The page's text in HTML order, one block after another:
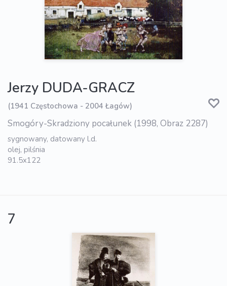
Jerzy DUDA-GRACZ
(1941 Częstochowa - 2004 Łagów)
Smogóry-Skradziony pocałunek (1998, Obraz 2287)
sygnowany, datowany l.d.
olej, pilśnia
91.5x122
7